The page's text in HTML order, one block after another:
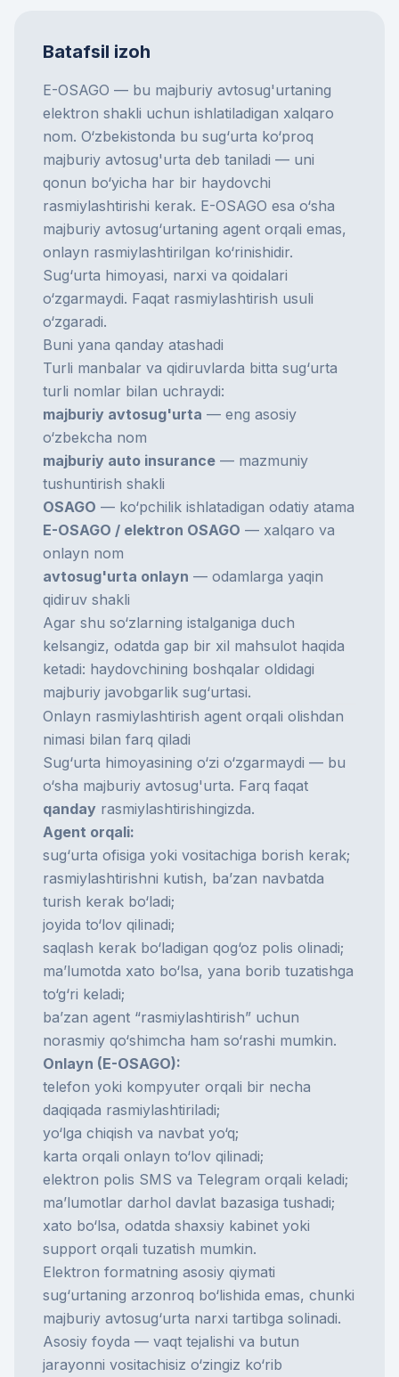
Batafsil izoh
E-OSAGO — bu majburiy avtosug'urtaning
elektron shakli uchun ishlatiladigan xalqaro
nom. O‘zbekistonda bu sug‘urta ko‘proq
majburiy avtosug'urta deb taniladi — uni
qonun bo‘yicha har bir haydovchi
rasmiylashtirishi kerak. E-OSAGO esa o‘sha
majburiy avtosug‘urtaning agent orqali emas,
onlayn rasmiylashtirilgan ko‘rinishidir.
Sug‘urta himoyasi, narxi va qoidalari
o‘zgarmaydi. Faqat rasmiylashtirish usuli
o‘zgaradi.
Buni yana qanday atashadi
Turli manbalar va qidiruvlarda bitta sug‘urta
turli nomlar bilan uchraydi:
majburiy avtosug'urta — eng asosiy
o‘zbekcha nom
majburiy auto insurance — mazmuniy
tushuntirish shakli
OSAGO — ko‘pchilik ishlatadigan odatiy atama
E-OSAGO / elektron OSAGO — xalqaro va
onlayn nom
avtosug'urta onlayn — odamlarga yaqin
qidiruv shakli
Agar shu so‘zlarning istalganiga duch
kelsangiz, odatda gap bir xil mahsulot haqida
ketadi: haydovchining boshqalar oldidagi
majburiy javobgarlik sug‘urtasi.
Onlayn rasmiylashtirish agent orqali olishdan
nimasi bilan farq qiladi
Sug‘urta himoyasining o‘zi o‘zgarmaydi — bu
o‘sha majburiy avtosug'urta. Farq faqat
qanday rasmiylashtirishingizda.
Agent orqali:
sug‘urta ofisiga yoki vositachiga borish kerak;
rasmiylashtirishni kutish, ba’zan navbatda
turish kerak bo‘ladi;
joyida to‘lov qilinadi;
saqlash kerak bo‘ladigan qog‘oz polis olinadi;
ma’lumotda xato bo‘lsa, yana borib tuzatishga
to‘g‘ri keladi;
ba’zan agent “rasmiylashtirish” uchun
norasmiy qo‘shimcha ham so‘rashi mumkin.
Onlayn (E-OSAGO):
telefon yoki kompyuter orqali bir necha
daqiqada rasmiylashtiriladi;
yo‘lga chiqish va navbat yo‘q;
karta orqali onlayn to‘lov qilinadi;
elektron polis SMS va Telegram orqali keladi;
ma’lumotlar darhol davlat bazasiga tushadi;
xato bo‘lsa, odatda shaxsiy kabinet yoki
support orqali tuzatish mumkin.
Elektron formatning asosiy qiymati
sug‘urtaning arzonroq bo‘lishida emas, chunki
majburiy avtosug‘urta narxi tartibga solinadi.
Asosiy foyda — vaqt tejalishi va butun
jarayonni vositachisiz o‘zingiz ko‘rib